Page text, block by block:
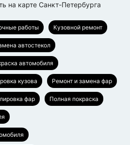
на карте Санкт-Петербурга
работы Кузовной ремонт
автостекол
автомобиля
кузова Ремонт и замена фар
фар Полная покраска